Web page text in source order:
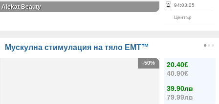
94:03:24
Център
Alekat Beauty
Mускулна стимулация на тяло EMT™
20.40€
40.90€
39.90лв
79.99лв
-50%